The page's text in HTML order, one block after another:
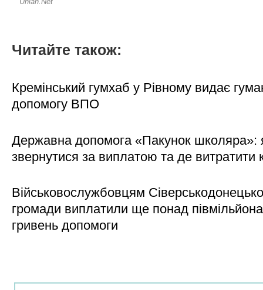
Читайте також:
Кремінський гумхаб у Рівному видає
допомогу ВПО
Державна допомога «Пакунок школяра»:
звернутися за виплатою та де витратити
Військовослужбовцям
громади виплатили ще понад півмільйона
гривень допомоги